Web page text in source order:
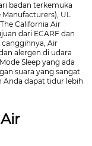
badan terkemuka
UL
California Air
dari ECARF dan
Air
alergen di udara
Sleep yang ada
suara yang sangat
Anda dapat tidur lebih